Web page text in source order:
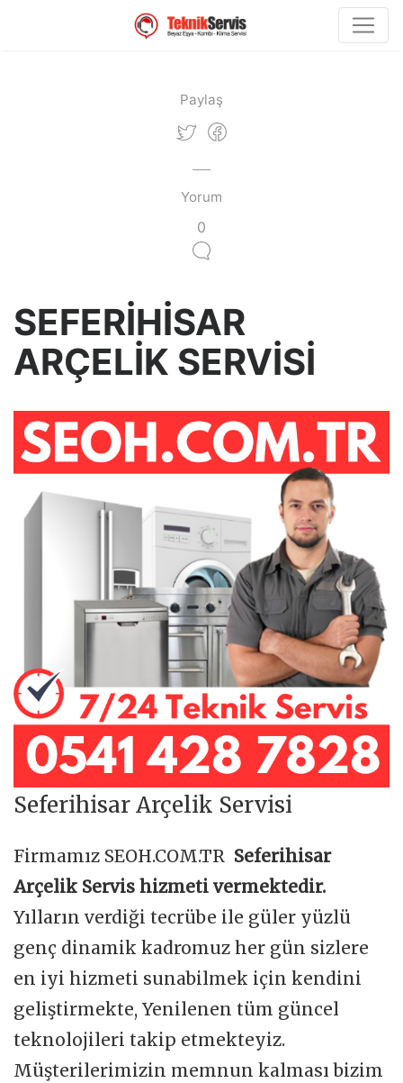
Paylaş
Yorum
0
SEFERİHİSAR
ARÇELİK SERVİSİ
Seferihisar Arçelik Servisi
Firmamız SEOH.COM.TR Seferihisar
Arçelik Servis hizmeti vermektedir.
Yılların verdiği tecrübe ile güler yüzlü
genç dinamik kadromuz her gün sizlere
en iyi hizmeti sunabilmek için kendini
geliştirmekte, Yenilenen tüm güncel
teknolojileri takip etmekteyiz.
Müşterilerimizin memnun kalması bizim